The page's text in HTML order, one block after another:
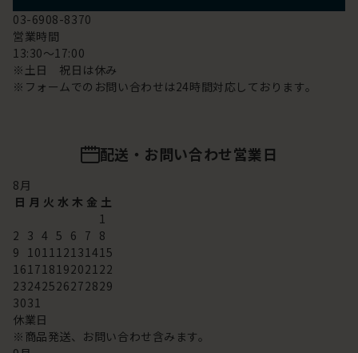
03-6908-8370
営業時間
13:30～17:00
※土日 祝日は休み
※フォームでのお問い合わせは24時間対応しております。
配送・お問い合わせ営業日
8月
日 月 火 水 木 金 土
1
2 3 4 5 6 7 8
9 101112131415
16171819202122
23242526272829
3031
休業日
※商品発送、お問い合わせ含みます。